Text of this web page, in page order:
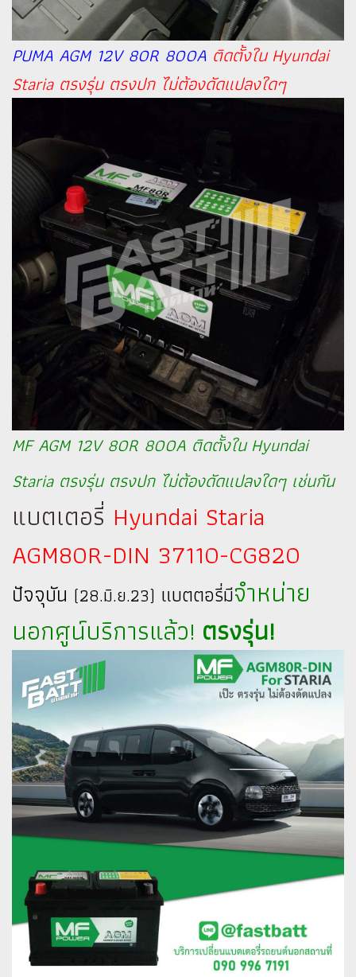
PUMA AGM 12V 80R 800A ติดตั้งใน Hyundai
Staria ตรงรุ่น ตรงปก ไม่ต้องดัดแปลงใดๆ
MF AGM 12V 80R 800A ติดตั้งใน Hyundai
Staria ตรงรุ่น ตรงปก ไม่ต้องดัดแปลงใดๆ เช่นกัน
แบตเตอรี่ Hyundai Staria
AGM80R-DIN 37110-CG820
ปัจจุบัน (28.มิ.ย.23) แบตตอรี่มีจำหน่าย
นอกศูน์บริการแล้ว! ตรงรุ่น!